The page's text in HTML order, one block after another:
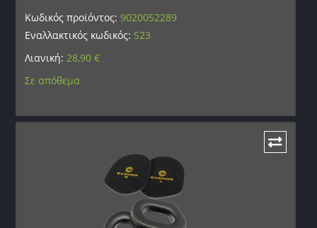
Κωδικός προϊόντος:9020052289
Εναλλακτικός κωδικός: S23
Λιανική:28,90€
Σε απόθεμα